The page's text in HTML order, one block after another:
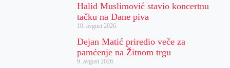
Halid Muslimović stavio koncertnu
tačku na Dane piva
10. avgust 2026.
Dejan Matić priredio veče za
pamćenje na Žitnom trgu
9. avgust 2026.